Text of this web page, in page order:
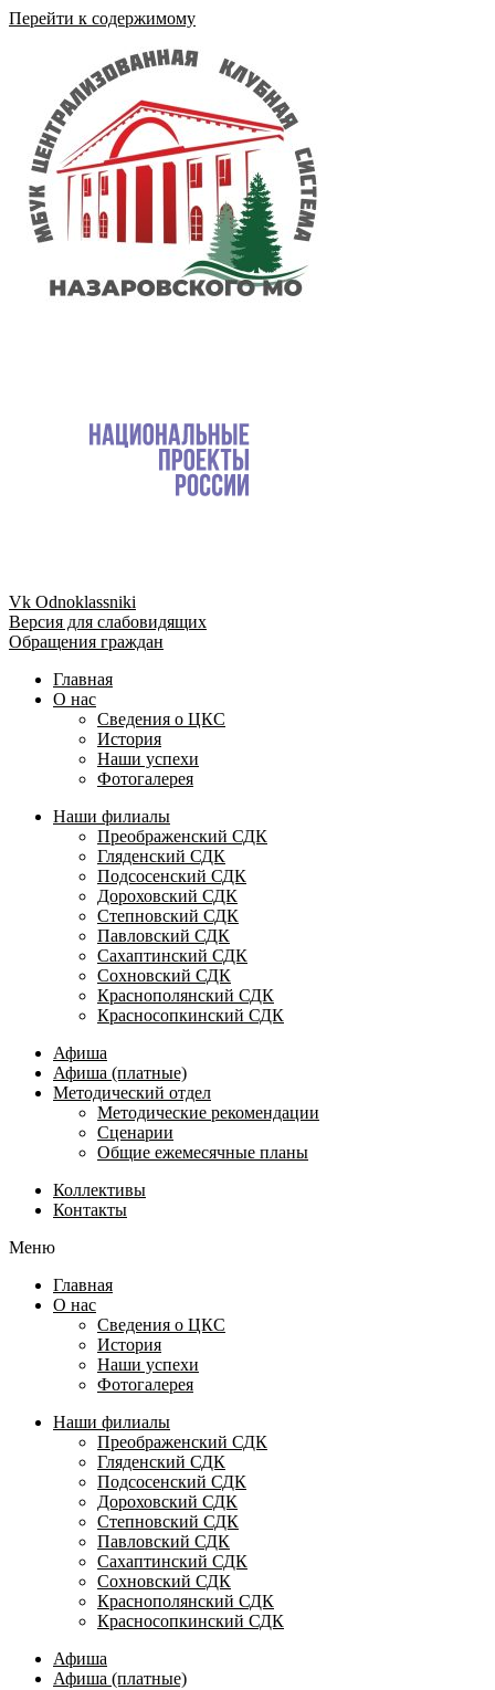
Перейти к содержимому
Vk Odnoklassniki
Версия для слабовидящих
Обращения граждан
Главная
О нас
Сведения о ЦКС
История
Наши успехи
Фотогалерея
Наши филиалы
Преображенский СДК
Гляденский СДК
Подсосенский СДК
Дороховский СДК
Степновский СДК
Павловский СДК
Сахаптинский СДК
Сохновский СДК
Краснополянский СДК
Красносопкинский СДК
Афиша
Афиша (платные)
Методический отдел
Методические рекомендации
Сценарии
Общие ежемесячные планы
Коллективы
Контакты
Меню
Главная
О нас
Сведения о ЦКС
История
Наши успехи
Фотогалерея
Наши филиалы
Преображенский СДК
Гляденский СДК
Подсосенский СДК
Дороховский СДК
Степновский СДК
Павловский СДК
Сахаптинский СДК
Сохновский СДК
Краснополянский СДК
Красносопкинский СДК
Афиша
Афиша (платные)